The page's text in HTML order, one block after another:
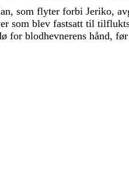
, som flyter forbi Jeriko,
som blev fastsatt til
for blodhevnerens hånd, før